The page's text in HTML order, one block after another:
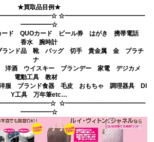
★買取品目例★
☆━━━━━━━━━━━━━
━━━━━☆
ド QUOカード ビール券 はがき 携帯電話
香水 腕時計
ランド品 靴 バッグ 切手 貴金属 金 プラチ
ナ
洋酒 ウイスキー ブランデー 家電 デジカメ
電動工具 教材
服 ブランド食器 毛皮 おもちゃ 調理器具 DI
Y工具 万年筆etc…
☆━━━━━━━━━━━━━
━━━━━☆